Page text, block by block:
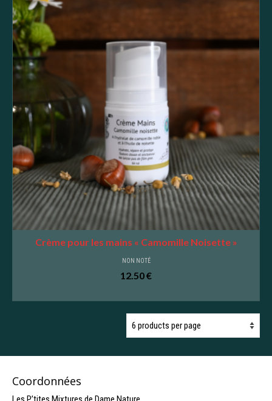
Crème pour les mains « Camomille Noisette »
NON NOTÉ
12.50€
Coordonnées